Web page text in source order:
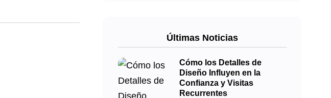
Últimas Noticias
Cómo los Detalles de
Diseño Influyen en la
Confianza y Visitas
Recurrentes